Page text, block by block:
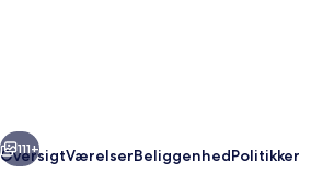
–
Næste
111+
OversigtVærelserBeliggenhedPolitikker